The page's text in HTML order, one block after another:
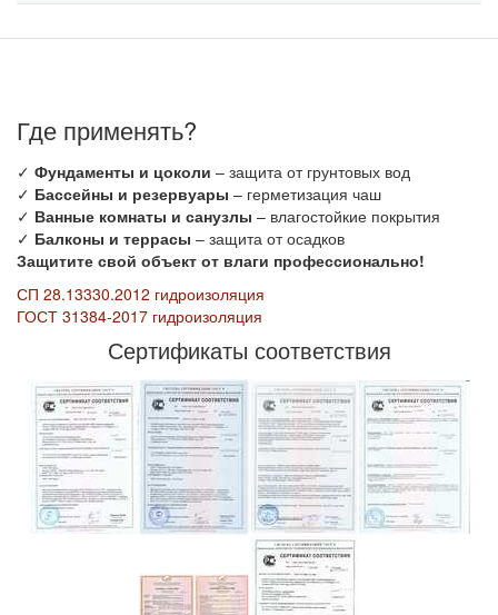
Где применять?
✓ Фундаменты и цоколи – защита от грунтовых вод
✓ Бассейны и резервуары – герметизация чаш
✓ Ванные комнаты и санузлы – влагостойкие покрытия
✓ Балконы и террасы – защита от осадков
Защитите свой объект от влаги профессионально!
СП 28.13330.2012 гидроизоляция
ГОСТ 31384-2017 гидроизоляция
Сертификаты соответствия